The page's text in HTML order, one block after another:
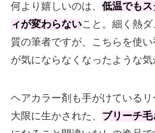
何より嬉しいのは、 低温でも
ィが変わらないこと。細く熱
質の筆者ですが、こちらを使
が気にならなくなったような気
ヘアカラー剤も手がけている
大限に生かされた、 ブリーチ